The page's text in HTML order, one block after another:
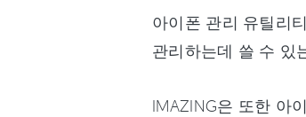
아이폰 관리 유틸리
관리하는데 쓸 수 있
IMAZING은 또한 아